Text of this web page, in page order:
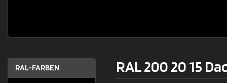
RAL-FARBEN RAL 200 20 15